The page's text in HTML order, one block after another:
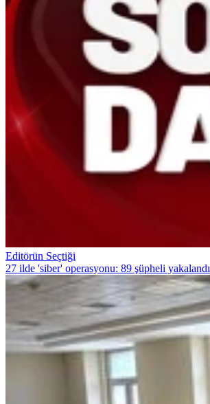
Editörün Seçtiği
27 ilde 'siber' operasyonu: 89 şüpheli yakalandı